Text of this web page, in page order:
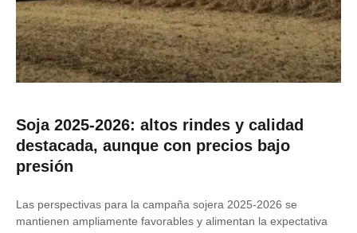
Soja 2025-2026: altos rindes y calidad
destacada, aunque con precios bajo
presión
Las perspectivas para la campaña sojera 2025-2026 se
mantienen ampliamente favorables y alimentan la expectativa